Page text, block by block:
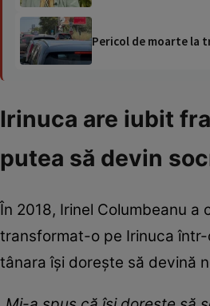
Pericol de moarte la
Irinuca are iubit
putea să devin
În 2018, Irinel Columbeanu
transformat-o pe Irinuca
tânara își dorește să devină